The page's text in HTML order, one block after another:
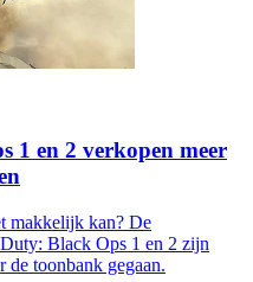
1 en 2 verkopen meer
makkelijk kan? De
Black Ops 1 en 2 zijn
de toonbank gegaan.